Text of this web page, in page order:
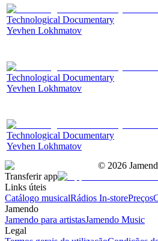
Technological Documentary
Yevhen Lokhmatov
Technological Documentary
Yevhen Lokhmatov
Technological Documentary
Yevhen Lokhmatov
© 2026
Transferir app
Links úteis
Catálogo musicalRádios In-storePreços
Jamendo
Jamendo para artistasJamendo Music
Legal